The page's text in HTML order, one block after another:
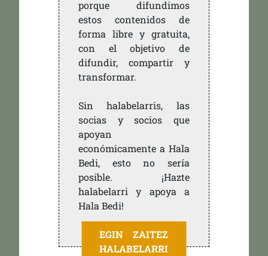
porque difundimos
estos contenidos de
forma libre y gratuita,
con el objetivo de
difundir, compartir y
transformar.
Sin halabelarris, las
socias y socios que
apoyan
económicamente a Hala
Bedi, esto no sería
posible. ¡Hazte
halabelarri y apoya a
Hala Bedi!
EGIN ZAITEZ
HALABELARRI